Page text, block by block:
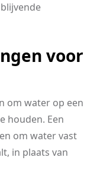
voor
om water op een
houden. Een
om water vast
in plaats van